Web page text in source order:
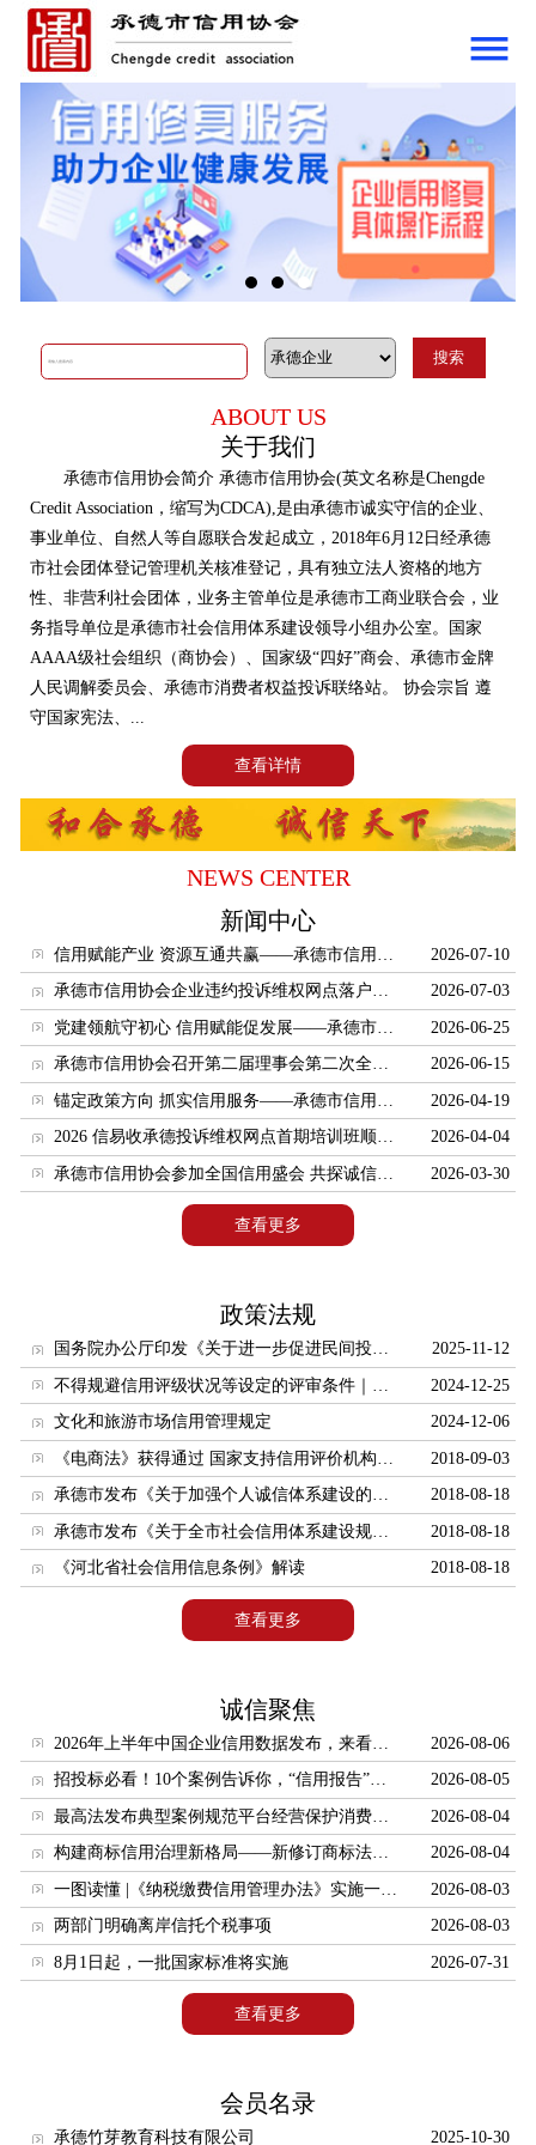
网站首页
关于我们
协会章程
组织结构
资质荣誉
协会动态
通知公告
政策法规
政策导向
政策解读
国家法规
地方法规
诚信聚焦
信用百科
信用知识
企业风采
企业巡礼
服务机构
法律事务
风险评估
信用服务机构
会员服务
第一届会员名录
信用服务
融资服务
供求信息
第二届会员名录
咨询解答
咨询服务
下载中心
协会文件
表格下载
信用修复下载
党建工作
信用讲堂
信用研究
企业征信
信用评级
保理
商帐管理
信用担保
信用保险
ABOUT US
关于我们
承德市信用协会简介 承德市信用协会(英文名称是Chengde
Credit Association，缩写为CDCA),是由承德市诚实守信的企业、
事业单位、自然人等自愿联合发起成立，2018年6月12日经承德
市社会团体登记管理机关核准登记，具有独立法人资格的地方
性、非营利社会团体，业务主管单位是承德市工商业联合会，业
务指导单位是承德市社会信用体系建设领导小组办公室。国家
AAAA级社会组织（商协会）、国家级“四好”商会、承德市金牌
人民调解委员会、承德市消费者权益投诉联络站。 协会宗旨 遵
守国家宪法、...
查看详情
NEWS CENTER
新闻中心
2026-07-10
承德市信用协会企业违约投诉维权网点落户兴隆郑氏砂艺 2026-07-03
党建领航守初心 信用赋能促发展——承德市信用协会联合企业党支部开展建党105周年七一主题党日活动 2026-06-25
承德市信用协会召开第二届理事会第二次全体会议暨2026年会长工作会议 2026-06-15
2026-04-19
2026 信易收承德投诉维权网点首期培训班顺利开班 赋能企业账款清收与信用建设 2026-04-04
承德市信用协会参加全国信用盛会 共探诚信发展新路径 2026-03-30
查看更多
政策法规
国务院办公厅印发《关于进一步促进民间投资发展的若干措施》的通知 2025-11-12
2024-12-25
文化和旅游市场信用管理规定 2024-12-06
2018-09-03
承德市发布《关于加强个人诚信体系建设的实施意见》 2018-08-18
承德市发布《关于全市社会信用体系建设规划（2016-2020）的实施意见》 2018-08-18
《河北省社会信用信息条例》解读 2018-08-18
查看更多
诚信聚焦
2026年上半年中国企业信用数据发布，来看看哪些行业排名靠前 2026-08-06
招投标必看！10个案例告诉你，“信用报告”有多重要？ 2026-08-05
最高法发布典型案例规范平台经营保护消费者合法权益 2026-08-04
构建商标信用治理新格局——新修订商标法守信激励与失信惩戒制度解析 2026-08-04
一图读懂 |《纳税缴费信用管理办法》实施一周年！这些变化与您息息相关 2026-08-03
两部门明确离岸信托个税事项 2026-08-03
8月1日起，一批国家标准将实施 2026-07-31
查看更多
会员名录
承德竹芽教育科技有限公司 2025-10-30